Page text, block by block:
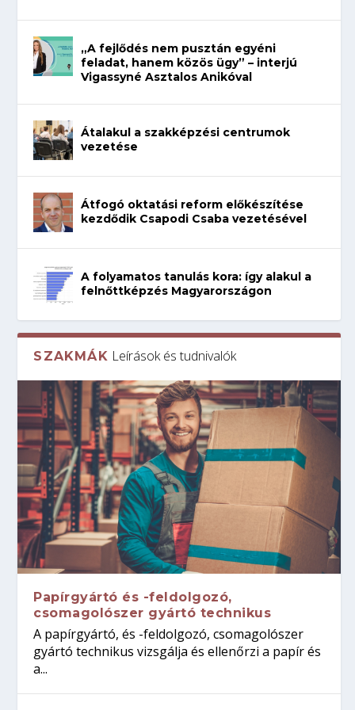
„A fejlődés nem pusztán egyéni
feladat, hanem közös ügy” – interjú
Vigassyné Asztalos Anikóval
Átalakul a szakképzési centrumok
vezetése
Átfogó oktatási reform előkészítése
kezdődik Csapodi Csaba vezetésével
A folyamatos tanulás kora: így alakul a
felnőttképzés Magyarországon
SZAKMÁK Leírások és tudnivalók
Papírgyártó és -feldolgozó,
csomagolószer gyártó technikus
A papírgyártó, és -feldolgozó, csomagolószer
gyártó technikus vizsgálja és ellenőrzi a papír és
a...